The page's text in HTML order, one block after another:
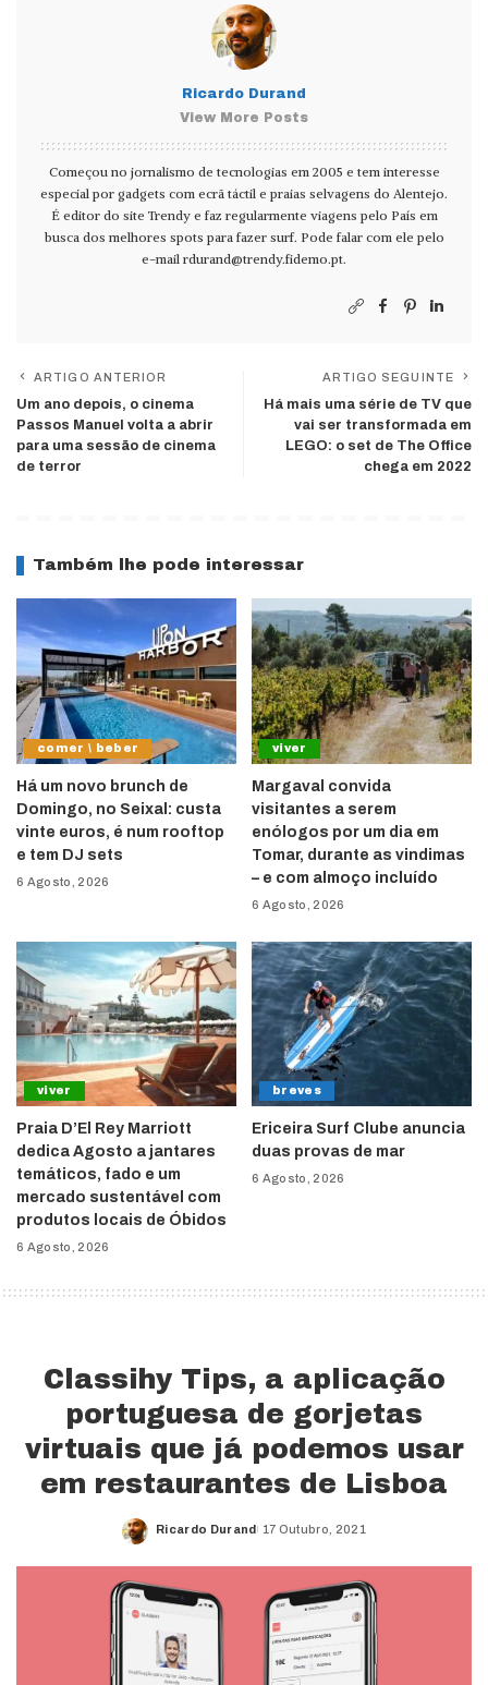
Ricardo Durand
View More Posts
Começou no jornalismo de tecnologias em 2005 e tem interesse
especial por gadgets com ecrã táctil e praias selvagens do Alentejo.
É editor do site Trendy e faz regularmente viagens pelo País em
busca dos melhores spots para fazer surf. Pode falar com ele pelo
e-mail rdurand@trendy.fidemo.pt.
ARTIGO ANTERIOR
Um ano depois, o cinema
Passos Manuel volta a abrir
para uma sessão de cinema
de terror
ARTIGO SEGUINTE
Há mais uma série de TV que
vai ser transformada em
LEGO: o set de The Office
chega em 2022
Também lhe pode interessar
comer \ beber
Há um novo brunch de
Domingo, no Seixal: custa
vinte euros, é num rooftop
e tem DJ sets
6 Agosto, 2026
viver
Margaval convida
visitantes a serem
enólogos por um dia em
Tomar, durante as vindimas
– e com almoço incluído
6 Agosto, 2026
viver
Praia D’El Rey Marriott
dedica Agosto a jantares
temáticos, fado e um
mercado sustentável com
produtos locais de Óbidos
6 Agosto, 2026
breves
Ericeira Surf Clube anuncia
duas provas de mar
6 Agosto, 2026
Classihy Tips, a aplicação
portuguesa de gorjetas
virtuais que já podemos usar
em restaurantes de Lisboa
Posted
Ricardo Durand 17 Outubro, 2021